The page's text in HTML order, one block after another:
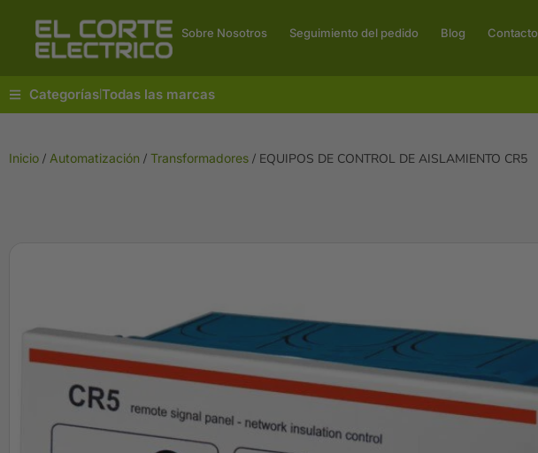
Sobre Nosotros Seguimiento del pedido Blog Contacto
Categorías| Todas las marcas
Inicio / Automatización / Transformadores / EQUIPOS DE CONTROL DE AISLAMIENTO CR5